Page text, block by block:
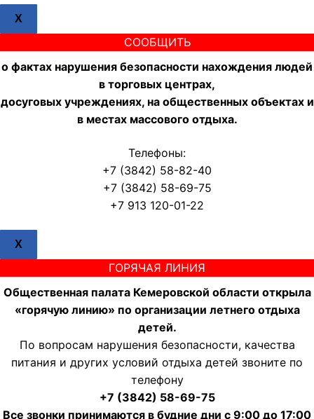
X
СООБЩИТЬ
о фактах нарушения безопасности нахождения людей
в торговых центрах,
досуговых учреждениях, на общественных объектах и
в местах массового отдыха.
Телефоны:
+7 (3842) 58-82-40
+7 (3842) 58-69-75
+7 913 120-01-22
X
ГОРЯЧАЯ ЛИНИЯ
Общественная палата Кемеровской области открыла
«горячую линию» по организации летнего отдыха
детей.
По вопросам нарушения безопасности, качества
питания и других условий отдыха детей звоните по
телефону
+7 (3842) 58-69-75
Все звонки принимаются в будние дни с 9:00 до 17:00